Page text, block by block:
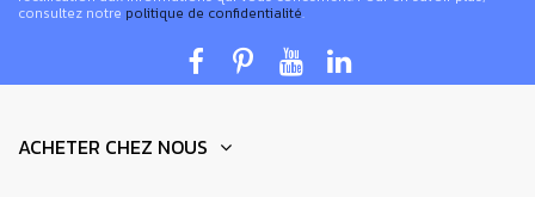
consultez notre politique de confidentialité.
ACHETER CHEZ NOUS